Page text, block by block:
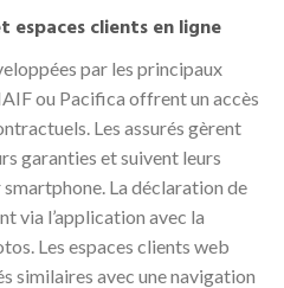
espaces clients en ligne
par les principaux
ou Pacifica offrent un accès
Les assurés gèrent
garanties et suivent leurs
La déclaration de
via l’application avec la
Les espaces clients web
similaires avec une navigation